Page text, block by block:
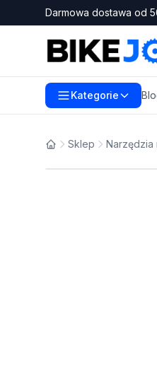
Darmowa dostawa od
Kategorie
Sklep